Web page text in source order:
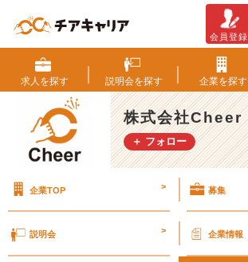
h
e
e
r
の
豪
明
会！？
会員登録
求人を探す 説明会を探す 企業を探す
株式会社Cheer
＋ フォロー
企業TOP > 募集
説明会 > 企業情報